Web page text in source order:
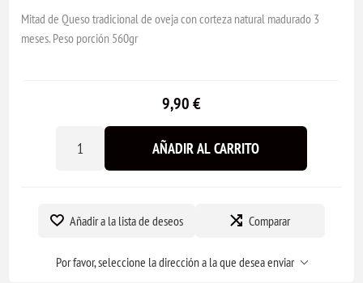
Mitad de Queso tradicional de oveja con corteza natural madurado 3
meses. Peso porción 560gr
9,90 €
AÑADIR AL CARRITO
Añadir a la lista de deseos Comparar
Por favor, seleccione la dirección a la que desea enviar